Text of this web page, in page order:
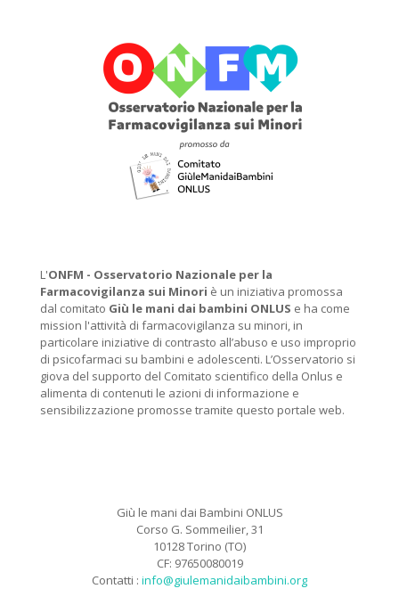
L'ONFM - Osservatorio Nazionale per la
Farmacovigilanza sui Minori è un iniziativa promossa
dal comitato Giù le mani dai bambini ONLUS e ha come
mission l'attività di farmacovigilanza su minori, in
particolare iniziative di contrasto all’abuso e uso improprio
di psicofarmaci su bambini e adolescenti. L’Osservatorio si
giova del supporto del Comitato scientifico della Onlus e
alimenta di contenuti le azioni di informazione e
sensibilizzazione promosse tramite questo portale web.
Giù le mani dai Bambini ONLUS
Corso G. Sommeilier, 31
10128 Torino (TO)
CF: 97650080019
Contatti : info@giulemanidaibambini.org